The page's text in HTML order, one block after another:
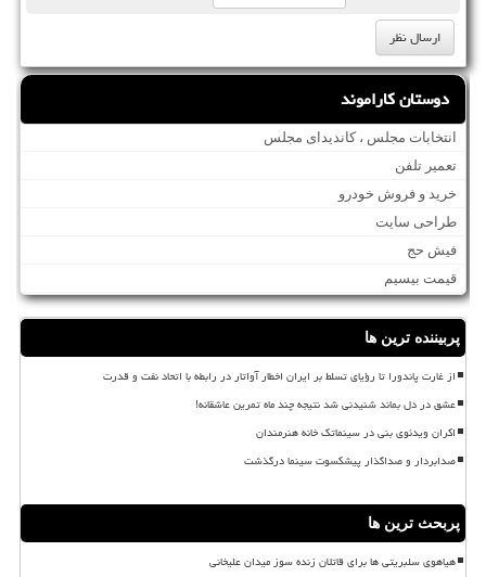
دوستان کاراموند
انتخابات مجلس ، کاندیدای مجلس
تعمیر تلفن
خرید و فروش خودرو
طراحی سایت
فیش حج
قیمت بیسیم
پربیننده ترین ها
از غارت پاندورا تا رؤیای تسلط بر ایران اخطار آواتار در رابطه با اتحاد نفت و قدرت
عشق در دل بماند شنیدنی شد نتیجه چند ماه تمرین عاشقانه!
اکران ویدئوی بنی در سینماتک خانه هنرمندان
صدابردار و صداگذار پیشکسوت سینما درگذشت
پربحث ترین ها
هیاهوی سلبریتی ها برای قاتلان زنده سوز میدان علیخانی